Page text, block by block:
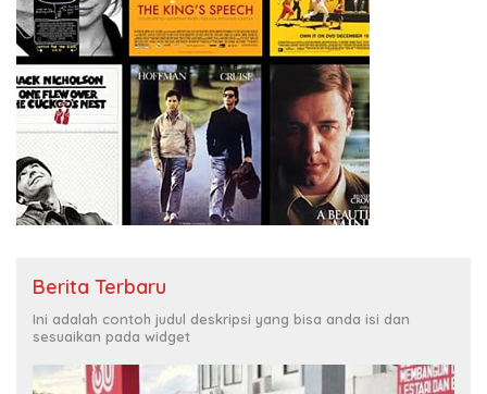
Berita Terbaru
Ini adalah contoh judul deskripsi yang bisa anda isi dan
sesuaikan pada widget